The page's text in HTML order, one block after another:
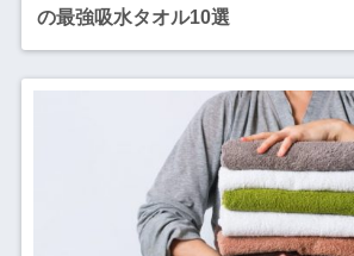
の最強吸水タオル10選